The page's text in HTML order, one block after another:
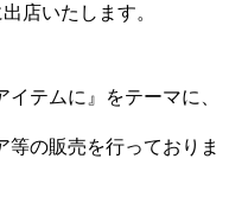
店いたします。
イテムに』をテーマに、
等の販売を行っておりま